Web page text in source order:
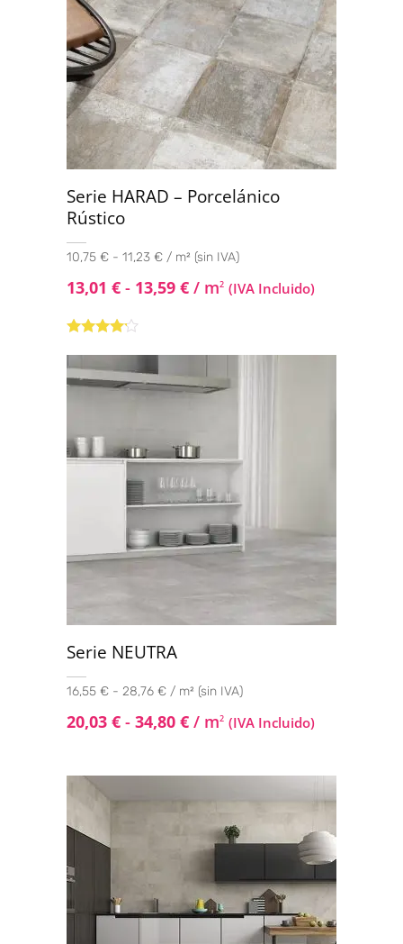
Serie HARAD – Porcelánico
Rústico
10,75 € - 11,23 € / m² (sin IVA)
13,01 € - 13,59 € / m2 (IVA Incluido)
de 5
Serie NEUTRA
16,55 € - 28,76 € / m² (sin IVA)
20,03 € - 34,80 € / m2 (IVA Incluido)